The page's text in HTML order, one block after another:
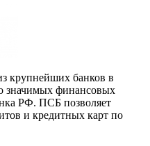
крупнейших банков в
значимых финансовых
РФ. ПСБ позволяет
и кредитных карт по